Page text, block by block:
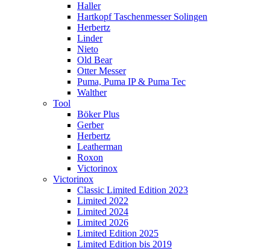
Haller
Hartkopf Taschenmesser Solingen
Herbertz
Linder
Nieto
Old Bear
Otter Messer
Puma, Puma IP & Puma Tec
Walther
Tool
Böker Plus
Gerber
Herbertz
Leatherman
Roxon
Victorinox
Victorinox
Classic Limited Edition 2023
Limited 2022
Limited 2024
Limited 2026
Limited Edition 2025
Limited Edition bis 2019